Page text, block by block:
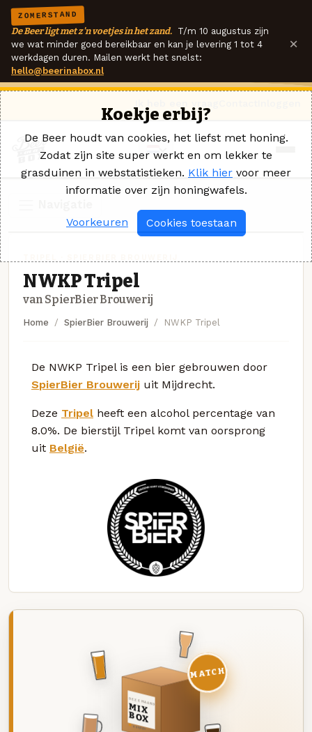
ZOMERSTAND
De Beer ligt met z'n voetjes in het zand. T/m 10 augustus zijn
we wat minder goed bereikbaar en kan je levering 1 tot 4
werkdagen duren. Mailen werkt het snelst:
hello@beerinabox.nl
×
NWKP Tripel
van SpierBier Brouwerij
Home SpierBier Brouwerij NWKP Tripel
De NWKP Tripel is een bier gebrouwen door
SpierBier Brouwerij uit Mijdrecht.
Deze Tripel heeft een alcohol percentage van
8.0%. De bierstijl Tripel komt van oorsprong
uit België.
DEZE MAAND
MIX
BOX
8 BIEREN
MATCH
Koekje erbij?
De Beer houdt van cookies, het liefst met honing.
Zodat zijn site super werkt en om lekker te
grasduinen in webstatistieken. Klik hier voor meer
informatie over zijn honingwafels.
Voorkeuren Cookies toestaan